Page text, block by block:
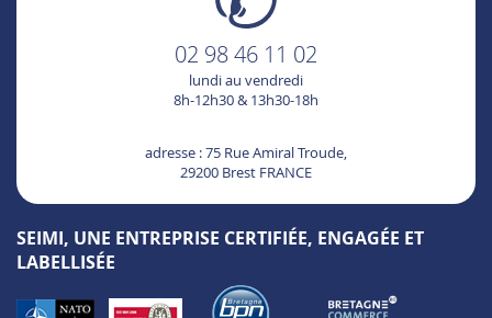
02 98 46 11 02
lundi au vendredi
8h-12h30 & 13h30-18h
adresse : 75 Rue Amiral Troude,
29200 Brest FRANCE
SEIMI, UNE ENTREPRISE CERTIFIÉE, ENGAGÉE ET
LABELLISÉE